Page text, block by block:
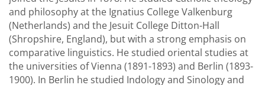
and philosophy at the Ignatius College Valkenburg
(Netherlands) and the Jesuit College Ditton-Hall
(Shropshire, England), but with a strong emphasis on
comparative linguistics. He studied oriental studies at
the universities of Vienna (1891-1893) and Berlin (1893-
1900). In Berlin he studied Indology and Sinology and